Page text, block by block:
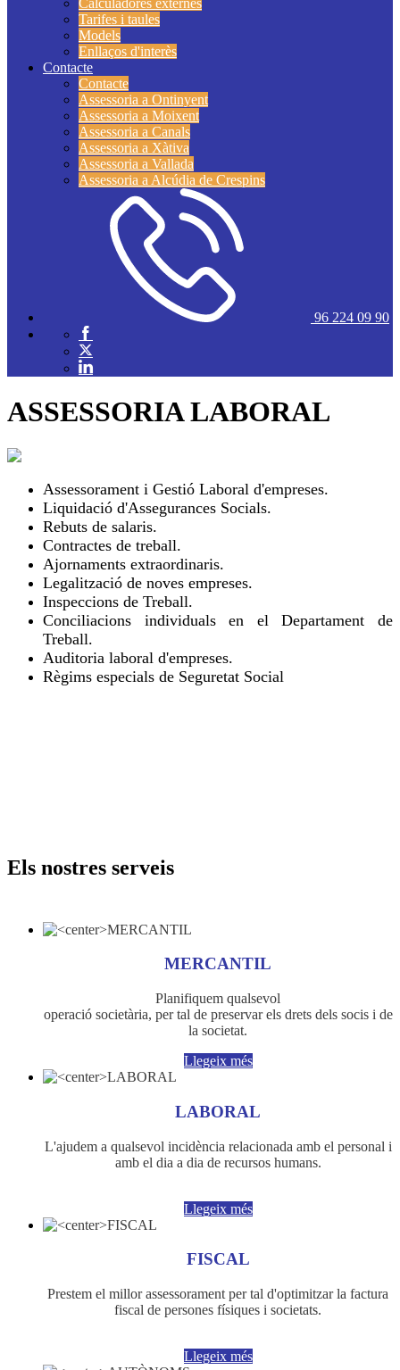
Calculadores externes
Tarifes i taules
Models
Enllaços d'interès
Contacte
Contacte
Assessoria a Ontinyent
Assessoria a Moixent
Assessoria a Canals
Assessoria a Xàtiva
Assessoria a Vallada
Assessoria a Alcúdia de Crespins
96 224 09 90
ASSESSORIA LABORAL
Assessorament i Gestió Laboral d'empreses.
Liquidació d'Assegurances Socials.
Rebuts de salaris.
Contractes de treball.
Ajornaments extraordinaris.
Legalització de noves empreses.
Inspeccions de Treball.
Conciliacions individuals en el Departament de
Treball.
Auditoria laboral d'empreses.
Règims especials de Seguretat Social
Els nostres serveis
MERCANTIL
Planifiquem qualsevol
operació societària, per tal de preservar els drets dels socis i de
la societat.
Llegeix més
LABORAL
L'ajudem a qualsevol incidència relacionada amb el personal i
amb el dia a dia de recursos humans.
Llegeix més
FISCAL
Prestem el millor assessorament per tal d'optimitzar la factura
fiscal de persones físiques i societats.
Llegeix més